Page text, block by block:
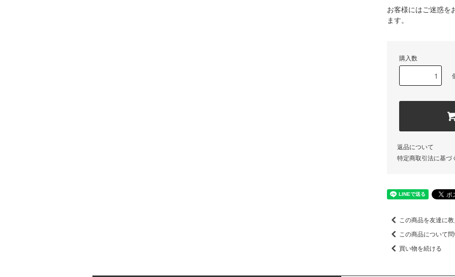
お客様にはご迷惑を
ます。
購入数
返品について
特定商取引法に基づ
この商品を友達に教
この商品について
買い物を続ける